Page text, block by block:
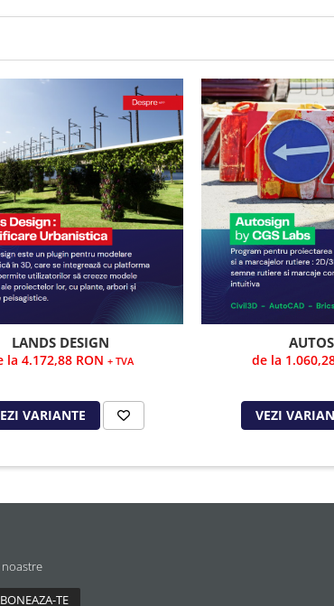
LANDS DESIGN
la 4.172,88 RON + TVA
VARIANTE
de la
VEZI